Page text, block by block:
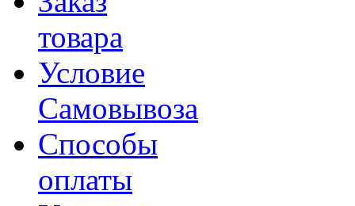
товара
Условие
Самовывоза
Способы
оплаты